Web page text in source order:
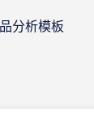
分析模板